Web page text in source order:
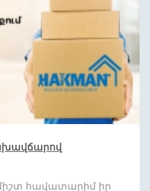
հավատարիմ իր